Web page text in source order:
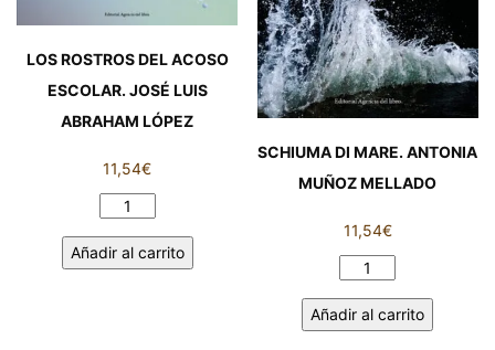
EN
EL
VIENTO
cantidad
LOS ROSTROS DEL ACOSO
ESCOLAR. JOSÉ LUIS
ABRAHAM LÓPEZ
11,54€
LOS
DEL
Añadir al carrito
SCHIUMA DI MARE. ANTONIA
MUÑOZ MELLADO
11,54€
SCHIUMA
MARE.
Añadir al carrito